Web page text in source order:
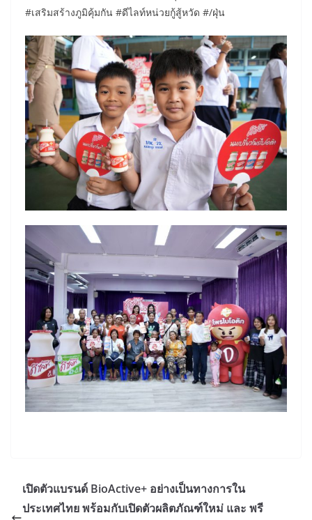
#เสริมสร้างภูมิคุ้มกัน #ดีไลท์หน่วยกู้สู้หวัด #/ฝุ่น
เปิดตัวแบรนด์ BioActive+ อย่างเป็นทางการใน
ประเทศไทย พร้อมกับเปิดตัวผลิตภัณฑ์ใหม่ และ พรี